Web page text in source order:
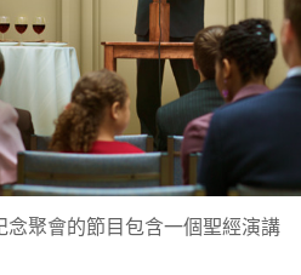
念聚會的節目包含一個聖經演講